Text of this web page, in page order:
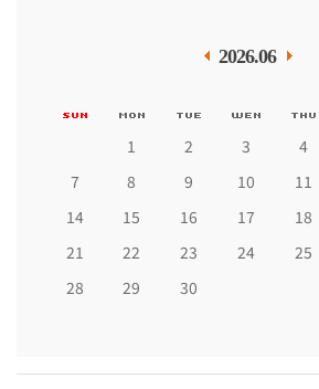
2026.06
1 2 3 4
7
8 9 10 11
14
15 16 17 18
21
22 23 24 25
28
29 30